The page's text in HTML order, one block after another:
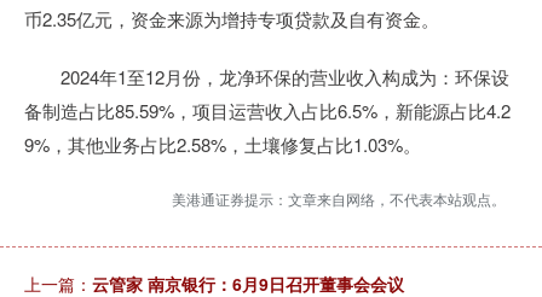
币2.35亿元，资金来源为增持专项贷款及自有资金。
2024年1至12月份，龙净环保的营业收入构成为：环保设
备制造占比85.59%，项目运营收入占比6.5%，新能源占比4.2
9%，其他业务占比2.58%，土壤修复占比1.03%。
美港通证券提示：文章来自网络，不代表本站观点。
上一篇： 云管家 南京银行：6月9日召开董事会会议